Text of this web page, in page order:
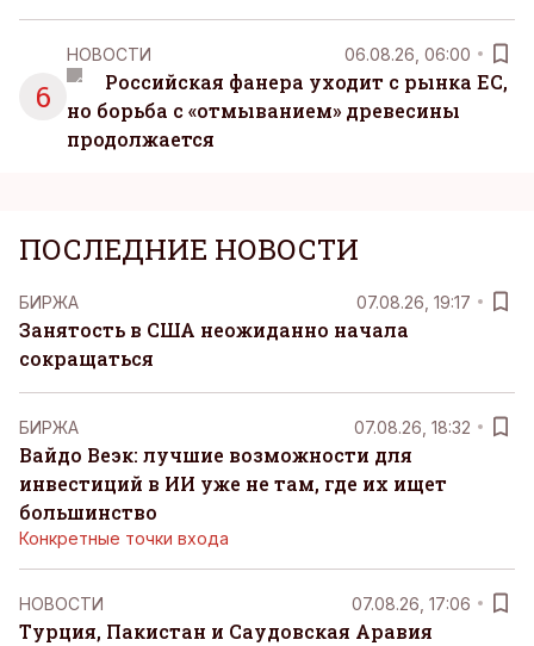
6
НОВОСТИ 06.08.26, 06:00
Российская фанера уходит с рынка ЕС,
но борьба с «отмыванием» древесины
продолжается
ПОСЛЕДНИЕ НОВОСТИ
БИРЖА 07.08.26, 19:17
Занятость в США неожиданно начала
сокращаться
БИРЖА 07.08.26, 18:32
Вайдо Веэк: лучшие возможности для
инвестиций в ИИ уже не там, где их ищет
большинство
Конкретные точки входа
НОВОСТИ 07.08.26, 17:06
Турция, Пакистан и Саудовская Аравия